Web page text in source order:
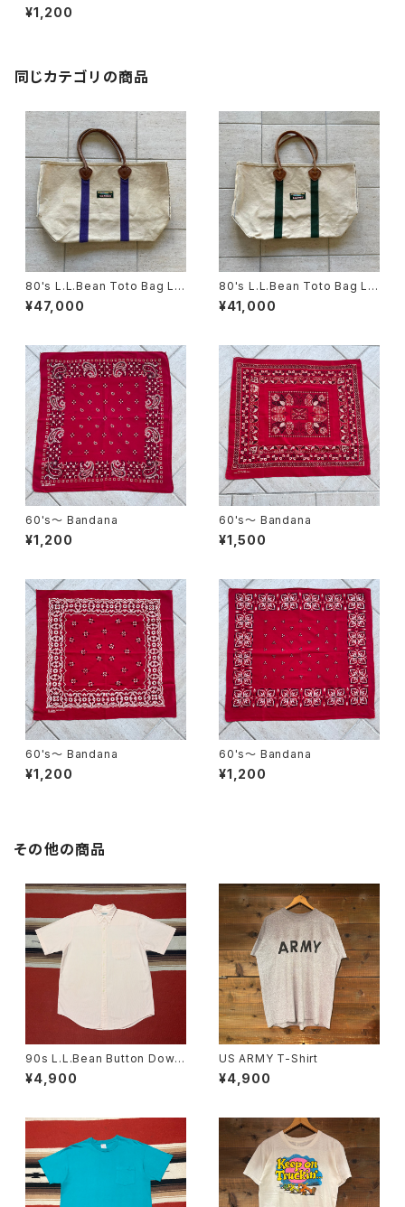
¥1,200
同じカテゴリの商品
80's L.L.Bean Toto Bag Le
ather Handle
¥47,000
80's L.L.Bean Toto Bag Le
ather Handle
¥41,000
60's〜 Bandana
¥1,200
60's〜 Bandana
¥1,500
60's〜 Bandana
¥1,200
60's〜 Bandana
¥1,200
その他の商品
90s L.L.Bean Button Down
Short Sleeve Stripe Shirt s
ize M
¥4,900
US ARMY T-Shirt
¥4,900